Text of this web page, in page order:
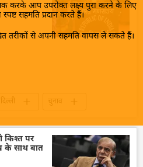
करके आप उपरोक्त लक्ष्य पुरा करने के लिए
सहमति प्रदान करते हैं।
तरीकों से अपनी सहमति वापस ले सकते हैं।
दिल्ली
चुनाव
किश्त पर
के साथ बात